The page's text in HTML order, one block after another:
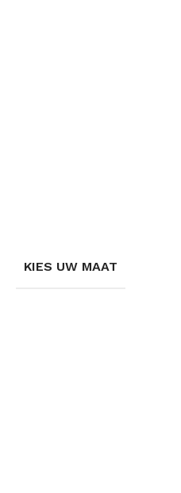
KIES UW MAAT